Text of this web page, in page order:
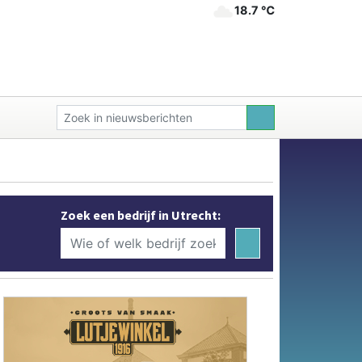
18.7 ℃
Zoek een bedrijf in Utrecht: